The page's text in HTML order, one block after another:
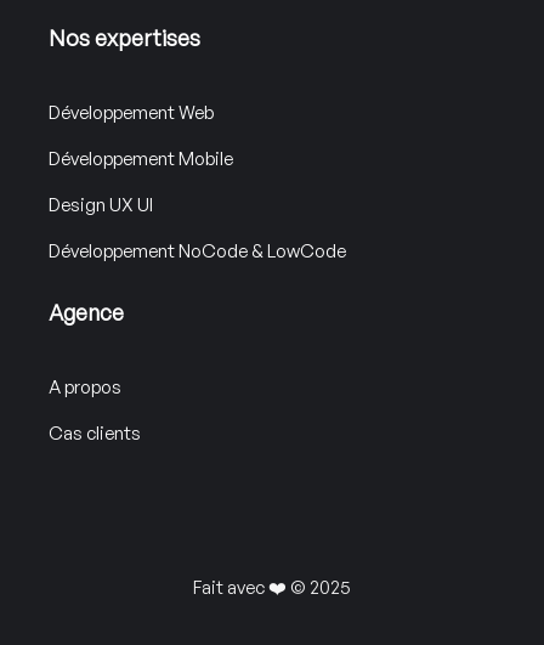
Nos expertises
Développement Web
Développement Mobile
Design UX UI
Développement NoCode & LowCode
Agence
A propos
Cas clients
Fait avec ❤️ © 2025